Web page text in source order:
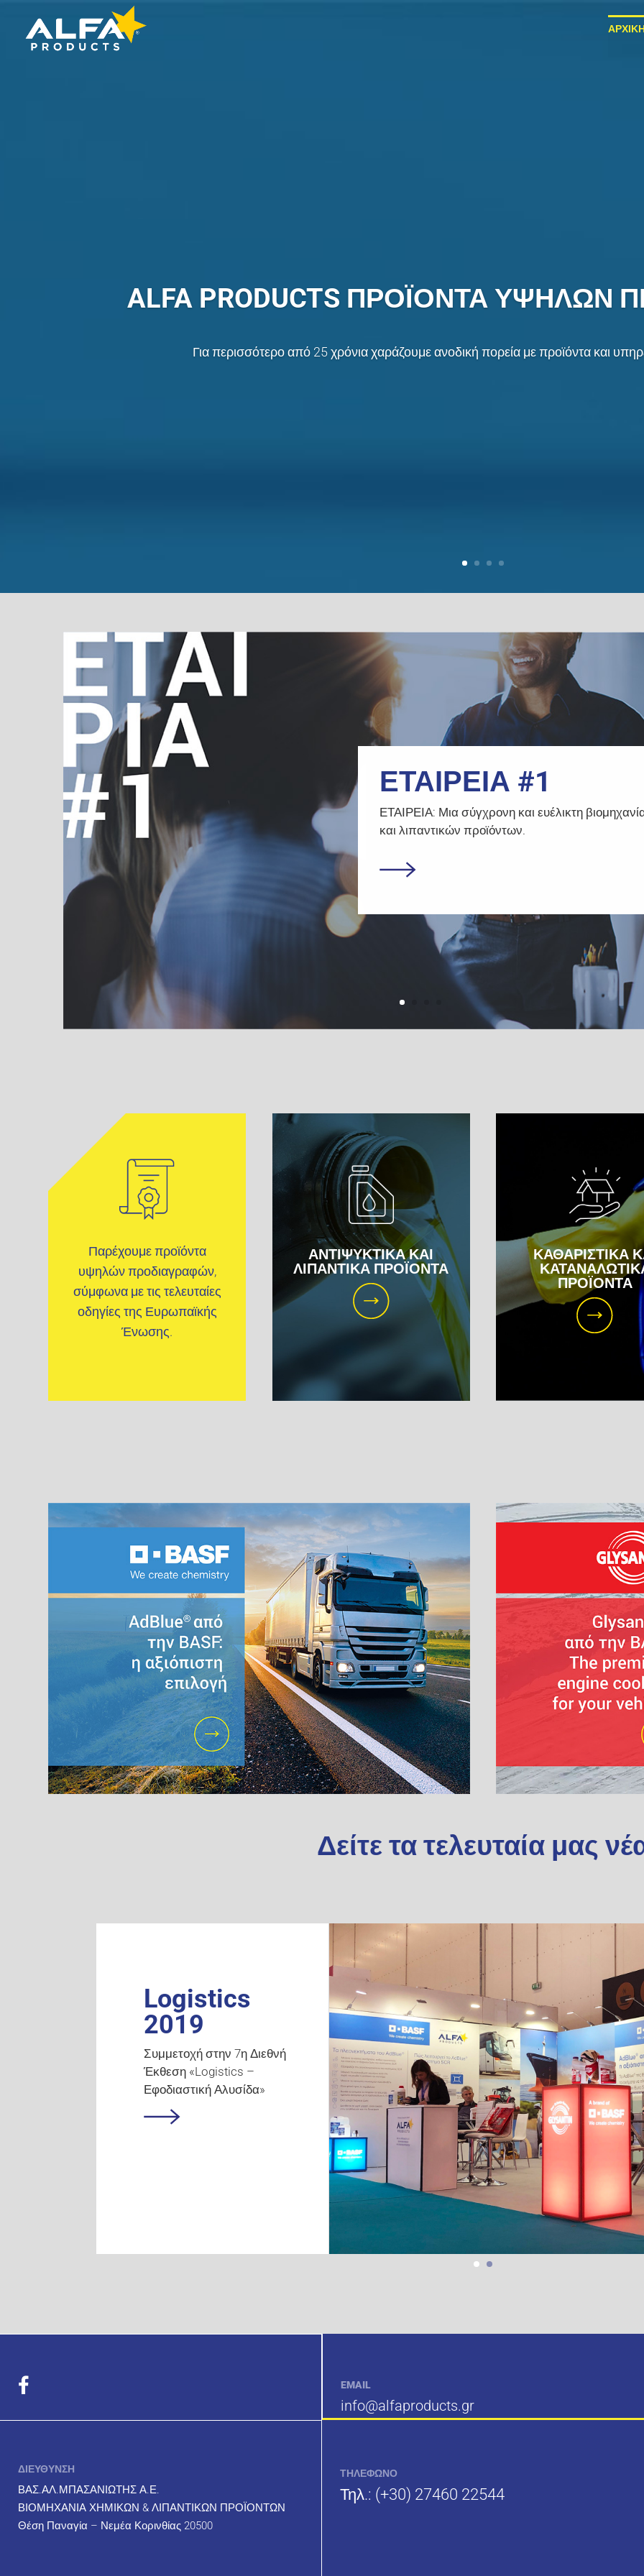
ALFA PRODUCTS ΠΡΟΪΟΝΤΑ ΥΨΗΛΩΝ
Για περισσότερο από 25 χρόνια χαράζουμε ανοδική πορεία με προϊόντα και
ΕΤΑΙΡΕΙΑ #1
ΕΤΑΙΡΕΙΑ: Μια σύγχρονη και ευέλικτη
και λιπαντικών προϊόντων.
Παρέχουμε προϊόντα
υψηλών προδιαγραφών,
σύμφωνα με τις τελευταίες
οδηγίες της Ευρωπαϊκής
Ένωσης.
ΑΝΤΙΨΥΚΤΙΚΑ ΚΑΙ
ΛΙΠΑΝΤΙΚΑ ΠΡΟΪΟΝΤΑ
ΚΑΘΑΡΙΣΤΙΚΑ
ΠΡΟΪΟΝΤΑ
Δείτε τα τελευταία μας
Logistics
2019
Συμμετοχή στην 7η Διεθνή
Έκθεση «Logistics –
Εφοδιαστική Αλυσίδα»
ΔΙΕΥΘΥΝΣΗ
ΒΑΣ.ΑΛ.ΜΠΑΣΑΝΙΩΤΗΣ Α.Ε.
ΒΙΟΜΗΧΑΝΙΑ ΧΗΜΙΚΩΝ & ΛΙΠΑΝΤΙΚΩΝ ΠΡΟΪΟΝΤΩΝ
Θέση Παναγία – Νεμέα Κορινθίας 20500
EMAIL
info@alfaproducts.gr
ΤΗΛΕΦΩΝΟ
Τηλ.: (+30) 27460 22544